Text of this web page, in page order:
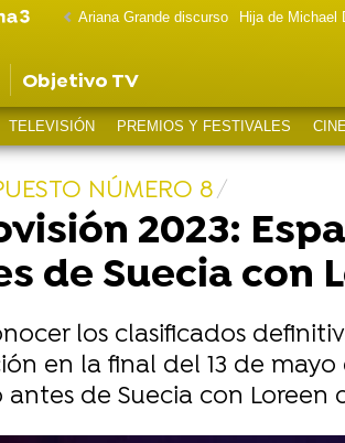
Ariana Grande discurso Hija de Michael
Objetivo TV
TELEVISIÓN PREMIOS Y FESTIVALES
NÚMERO 8
2023:
de Suecia con
los clasificados
en la final del 13 de
antes de Suecia con